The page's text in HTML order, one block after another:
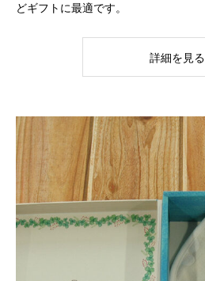
どギフトに最適です。
詳細を見る